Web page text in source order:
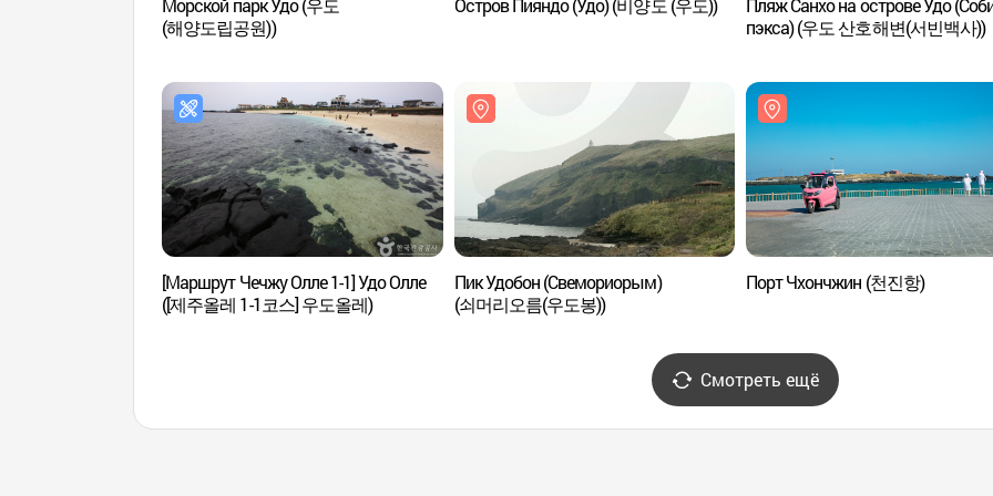
Морской парк Удо (우도
(해양도립공원))
Остров Пияндо (Удо) (비양도 (우도))
Пляж Санхо на острове Удо
пэкса) (우도 산호해변(서빈백사))
[Маршрут Чечжу Олле 1-1] Удо Олле
([제주올레 1-1코스] 우도올레)
Пик Удобон (Свемориорым)
(쇠머리오름(우도봉))
Порт Чхончжин (천진항)
Смотреть ещё